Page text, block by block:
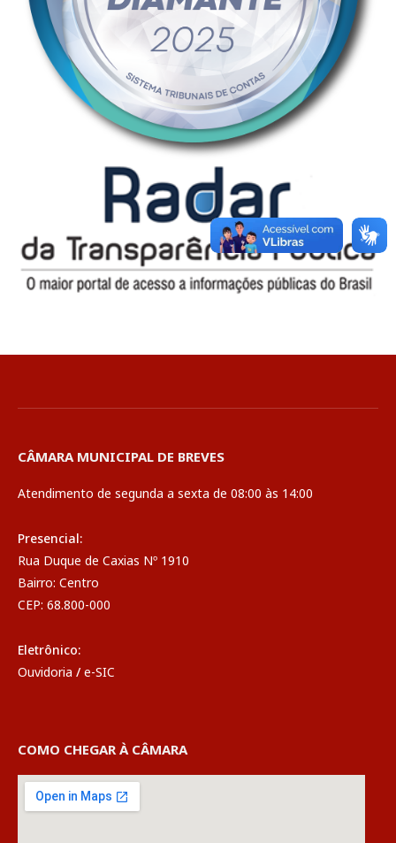
CÂMARA MUNICIPAL DE BREVES
Atendimento de segunda a sexta de 08:00 às 14:00
Presencial:
Rua Duque de Caxias Nº 1910
Bairro: Centro
CEP: 68.800-000
Eletrônico:
Ouvidoria / e-SIC
COMO CHEGAR À CÂMARA